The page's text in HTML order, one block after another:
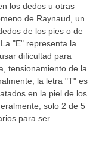
los dedos u otras
de Raynaud, un
de los pies o de
"E" representa la
dificultad para
tensionamiento de la
la letra "T" es
en la piel de los
solo 2 de 5
para ser